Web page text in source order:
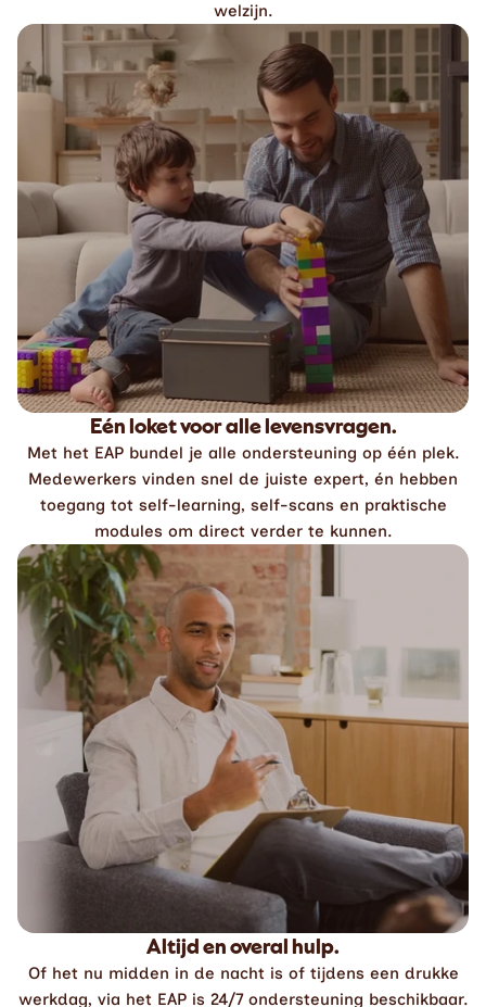
welzijn.
Eén loket voor alle levensvragen.
Met het EAP bundel je alle ondersteuning op één plek.
Medewerkers vinden snel de juiste expert, én hebben
toegang tot self-learning, self-scans en praktische
modules om direct verder te kunnen.
Altijd en overal hulp.
Of het nu midden in de nacht is of tijdens een drukke
werkdag, via het EAP is 24/7 ondersteuning beschikbaar.